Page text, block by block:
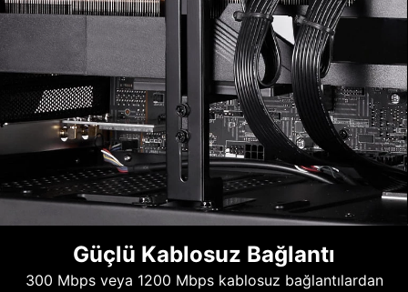
Güçlü Kablosuz Bağlantı
300 Mbps veya 1200 Mbps kablosuz bağlantılardan